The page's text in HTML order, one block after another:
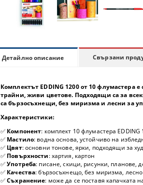
Детайлно описание Свързани
Комплектът EDDING 1200от 10 флумастера е
трайни, живи цветове. Подходящи са за
са бързосъхнещи, без миризма и лесни за
Характеристики:
✅ Компонент: комплект 10 флумастера
✅ Мастило: водна основа, устойчиво на
✅ Цвят: основни тонове, ярки, подходящи за
✅ Повърхности: хартия, картон
✅Употреба: писане, скици, рисунки, планове,
✅ Качества: бързосъхнещо, без миризма,
✅Съхранение: може да се поставя капачката